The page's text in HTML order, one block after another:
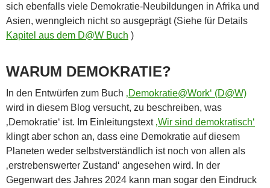
sich ebenfalls viele Demokratie-Neubildungen in Afrika und
Asien, wenngleich nicht so ausgeprägt (Siehe für Details
Kapitel aus dem D@W Buch )
WARUM DEMOKRATIE?
In den Entwürfen zum Buch ‚Demokratie@Work‘ (D@W)
wird in diesem Blog versucht, zu beschreiben, was
‚Demokratie‘ ist. Im Einleitungstext ‚Wir sind demokratisch‘
klingt aber schon an, dass eine Demokratie auf diesem
Planeten weder selbstverständlich ist noch von allen als
‚erstrebenswerter Zustand‘ angesehen wird. In der
Gegenwart des Jahres 2024 kann man sogar den Eindruck